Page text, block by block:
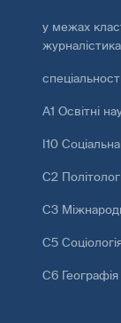
у межах
А1 Освітні
І10
С2
С3
С5
С6 Географія